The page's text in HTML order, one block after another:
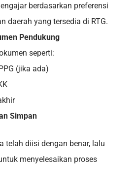
berdasarkan preferensi
daerah yang tersedia di RTG.
Pendukung
seperti:
(jika ada)
Simpan
telah diisi dengan benar, lalu
menyelesaikan proses